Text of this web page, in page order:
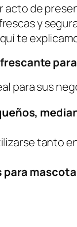
de
y
te
para sus
,
tanto